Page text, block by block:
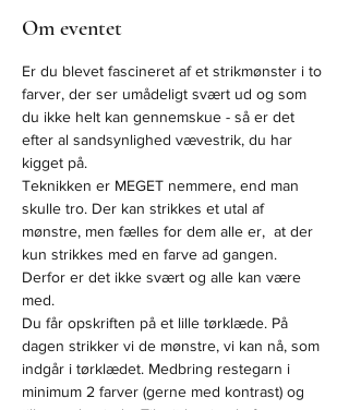
Om eventet
Er du blevet fascineret af et strikmønster i to
farver, der ser umådeligt svært ud og som
du ikke helt kan gennemskue - så er det
efter al sandsynlighed vævestrik, du har
kigget på.
Teknikken er MEGET nemmere, end man
skulle tro. Der kan strikkes et utal af
mønstre, men fælles for dem alle er,  at der
kun strikkes med en farve ad gangen.
Derfor er det ikke svært og alle kan være
med.
Du får opskriften på et lille tørklæde. På
dagen strikker vi de mønstre, vi kan nå, som
indgår i tørklædet. Medbring restegarn i
minimum 2 farver (gerne med kontrast) og